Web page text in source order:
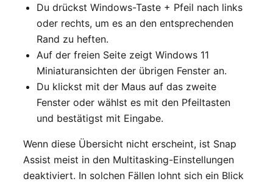
Du drückst Windows-Taste + Pfeil nach links
oder rechts, um es an den entsprechenden
Rand zu heften.
Auf der freien Seite zeigt Windows 11
Miniaturansichten der übrigen Fenster an.
Du klickst mit der Maus auf das zweite
Fenster oder wählst es mit den Pfeiltasten
und bestätigst mit Eingabe.
Wenn diese Übersicht nicht erscheint, ist Snap
Assist meist in den Multitasking-Einstellungen
deaktiviert. In solchen Fällen lohnt sich ein Blick